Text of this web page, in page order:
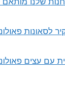
לסאונות
עם עצים